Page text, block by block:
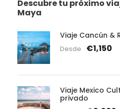
Descubre tu próximo
Maya
Viaje Cancún &
Desde €1,150
Viaje Mexico
privado